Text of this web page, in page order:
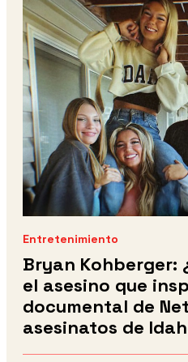
Entretenimiento
Bryan Kohberger:
el asesino que
documental de
asesinatos de